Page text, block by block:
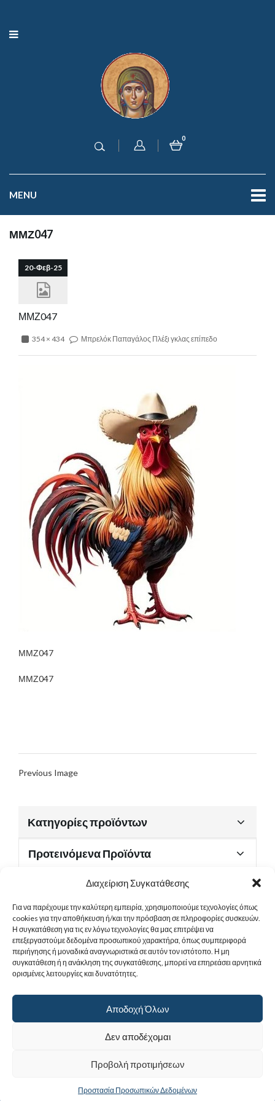
Διαχείριση Συγκατάθεσης
Για να παρέχουμε την καλύτερη εμπειρία, χρησιμοποιούμε τεχνολογίες όπως
cookies για την αποθήκευση ή/και την πρόσβαση σε πληροφορίες συσκευών.
Η συγκατάθεση για τις εν λόγω τεχνολογίες θα μας επιτρέψει να
επεξεργαστούμε δεδομένα προσωπικού χαρακτήρα, όπως συμπεριφορά
περιήγησης ή μοναδικά αναγνωριστικά σε αυτόν τον ιστότοπο. Η μη
συγκατάθεση ή η ανάκληση της συγκατάθεσης, μπορεί να επηρεάσει αρνητικά
ορισμένες λειτουργίες και δυνατότητες.
Αποδοχή Όλων
Δεν αποδέχομαι
Προβολή προτιμήσεων
Προστασία Προσωπικών Δεδομένων
0
MENU
ΜΜΖ047
20-Φεβ-25
ΜΜΖ047
354 × 434 Μπρελόκ Παπαγάλος Πλέξι γκλας επίπεδο
ΜΜΖ047
ΜΜΖ047
Previous Image
Κατηγορίες προϊόντων
Προτεινόμενα Προϊόντα
Χρήσιμα Έγγραφα
Sitemap
Στοιχεία Επικοινωνίας
Powered by |